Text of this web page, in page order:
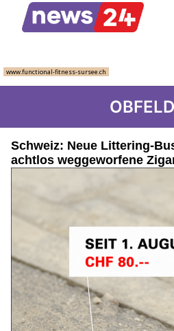
Schweiz: Neue Littering-
achtlos weggeworfene